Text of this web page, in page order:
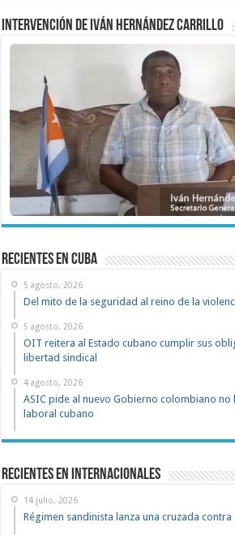
Intervención de Iván Hernández Carrillo
recientes en cuba
5 agosto, 2026
Del mito de la seguridad al reino de la
5 agosto, 2026
OIT reitera al Estado cubano cumplir sus
libertad sindical
4 agosto, 2026
ASIC pide al nuevo Gobierno colombiano
laboral cubano
Recientes en Internacionales
14 julio, 2026
Régimen sandinista lanza una cruzada